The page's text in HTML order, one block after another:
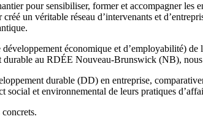
pour sensibiliser, former et accompagner les
un véritable réseau d’intervenants et
économique et d’employabilité)
durable au RDÉE Nouveau-Brunswick (NB),
durable (DD) en entreprise,
social et environnemental de leurs pratiques